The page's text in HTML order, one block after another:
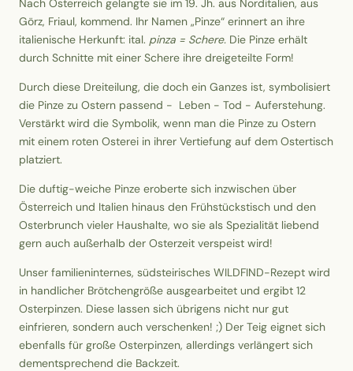
Nach Österreich gelangte sie im 19. Jh. aus Norditalien, aus
Görz, Friaul, kommend. Ihr Namen „Pinze“ erinnert an ihre
italienische Herkunft: ital. pinza = Schere. Die Pinze erhält
durch Schnitte mit einer Schere ihre dreigeteilte Form!
Durch diese Dreiteilung, die doch ein Ganzes ist, symbolisiert
die Pinze zu Ostern passend - Leben - Tod - Auferstehung.
Verstärkt wird die Symbolik, wenn man die Pinze zu Ostern
mit einem roten Osterei in ihrer Vertiefung auf dem Ostertisch
platziert.
Die duftig-weiche Pinze eroberte sich inzwischen über
Österreich und Italien hinaus den Frühstückstisch und den
Osterbrunch vieler Haushalte, wo sie als Spezialität liebend
gern auch außerhalb der Osterzeit verspeist wird!
Unser familieninternes, südsteirisches WILDFIND-Rezept wird
in handlicher Brötchengröße ausgearbeitet und ergibt 12
Osterpinzen. Diese lassen sich übrigens nicht nur gut
einfrieren, sondern auch verschenken! ;) Der Teig eignet sich
ebenfalls für große Osterpinzen, allerdings verlängert sich
dementsprechend die Backzeit.